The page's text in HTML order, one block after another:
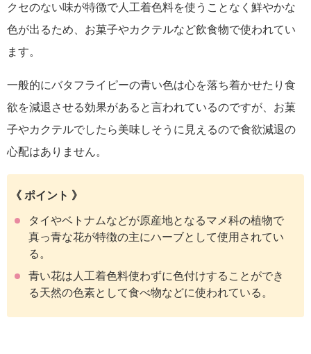
クセのない味が特徴で人工着色料を使うことなく鮮やかな
色が出るため、お菓子やカクテルなど飲食物で使われてい
ます。
一般的にバタフライピーの青い色は心を落ち着かせたり食
欲を減退させる効果があると言われているのですが、お菓
子やカクテルでしたら美味しそうに見えるので食欲減退の
心配はありません。
《 ポイント 》
タイやベトナムなどが原産地となるマメ科の植物で
真っ青な花が特徴の主にハーブとして使用されてい
る。
青い花は人工着色料使わずに色付けすることができ
る天然の色素として食べ物などに使われている。